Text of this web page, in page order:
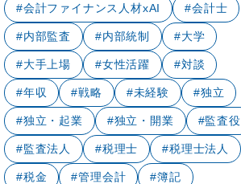
#会計ファイナンス人材xAI #会計士
#内部監査 #内部統制 #大学
#大手上場 #女性活躍 #対談
#年収 #戦略 #未経験 #独立
#独立・起業 #独立・開業 #監査役
#監査法人 #税理士 #税理士法人
#税金 #管理会計 #簿記